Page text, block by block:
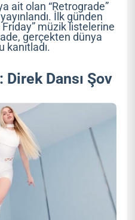
ait olan “Retrograde”
İlk günden
müzik listelerine
gerçekten dünya
kanıtladı.
Dansı Şov